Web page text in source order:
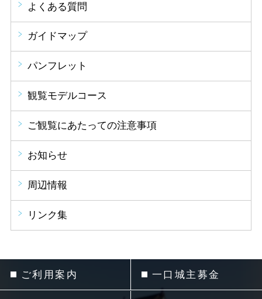
よくある質問
ガイドマップ
パンフレット
観覧モデルコース
ご観覧にあたっての注意事項
お知らせ
周辺情報
リンク集
ご利用案内 一口城主募金